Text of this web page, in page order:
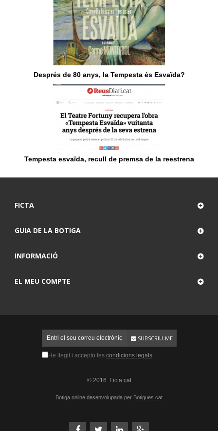
Després de 80 anys, la Tempesta és Esvaïda?
Tempesta esvaïda, recull de premsa de la reestrena
FICTA
GUIA DE LA BOTIGA
INFORMACIÓ
EL MEU COMPTE
SUBSCRIU-ME
He llegit i accepto les condicions legals.
© 2016. Ficta.cat
Botiga online desenvolupada per Botigues.cat